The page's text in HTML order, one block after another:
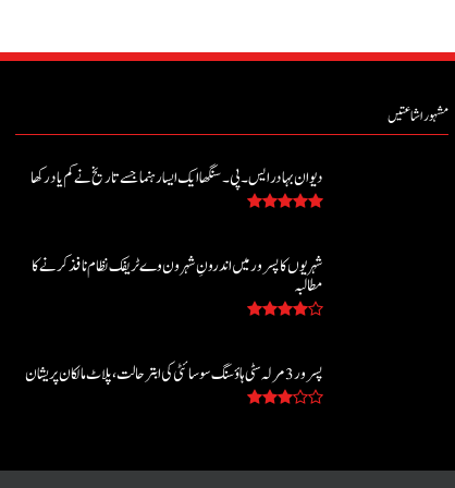
مشہور اشاعتیں
دیوان بہادر ایس۔ پی۔ سنگھا ایک ایسا رہنما جسے تاریخ نے کم یاد رکھا
شہریوں کا پسرور میں اندرونِ شہر ون وے ٹریفک نظام نافذ کرنے کا
مطالبہ
پسرور 3 مرلہ سٹی ہاؤسنگ سوسائٹی کی ابتر حالت، پلاٹ مالکان پریشان